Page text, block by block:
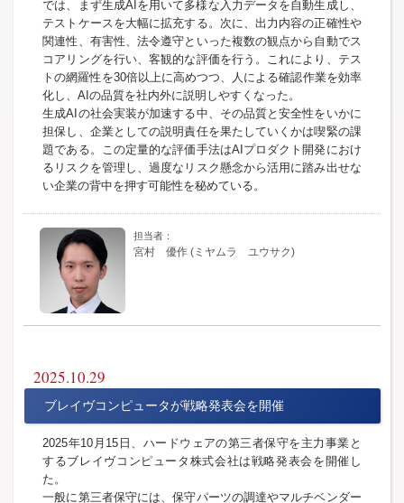
では、まず生成AIを用いて多様な入力データを自動生成し、
テストケースを大幅に拡充する。次に、出力内容の正確性や
関連性、有害性、法令遵守といった複数の観点から自動でス
コアリングを行い、客観的な評価を行う。これにより、テス
トの網羅性を30倍以上に高めつつ、人による確認作業を効率
化し、AIの品質を社内外に説明しやすくなった。
生成AIの社会実装が加速する中、その品質と安全性をいかに
担保し、企業としての説明責任を果たしていくかは喫緊の課
題である。この定量的な評価手法はAIプロダクト開発におけ
るリスクを管理し、過度なリスク懸念から活用に踏み出せな
い企業の背中を押す可能性を秘めている。
宮村 優作 (ミヤムラ ユウサク)
2025.10.29
ブレイヴコンピュータが戦略発表会を開催
2025年10月15日、ハードウェアの第三者保守を主力事業と
するブレイヴコンピュータ株式会社は戦略発表会を開催し
た。
一般に第三者保守には、保守パーツの調達やマルチベンダー